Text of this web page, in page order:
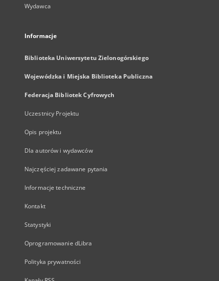
Wydawca
Informacje
Biblioteka Uniwersytetu Zielonogórskiego
Wojewódzka i Miejska Biblioteka Publiczna
Federacja Bibliotek Cyfrowych
Uczestnicy Projektu
Opis projektu
Dla autorów i wydawców
Najczęściej zadawane pytania
Informacje techniczne
Kontakt
Statystyki
Oprogramowanie dLibra
Polityka prywatności